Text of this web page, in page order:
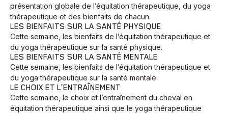
présentation globale de l’équitation thérapeutique, du yoga
thérapeutique et des bienfaits de chacun.
LES BIENFAITS SUR LA SANTÉ PHYSIQUE
Cette semaine, les bienfaits de l’équitation thérapeutique et
du yoga thérapeutique sur la santé physique.
LES BIENFAITS SUR LA SANTÉ MENTALE
Cette semaine, les bienfaits de l’équitation thérapeutique et
du yoga thérapeutique sur la santé mentale.
LE CHOIX ET L’ENTRAÎNEMENT
Cette semaine, le choix et l’entraînement du cheval en
équitation thérapeutique ainsi que le yoga thérapeutique